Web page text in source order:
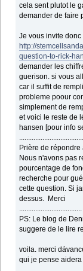
cela sent plutot le
demander de faire
Je vous invite
http://
question-to-rick-
demander les
guerison. si vous
car il suffit de
probleme poour
simplement de
et voici le reste de
hansen [pour info
Prière de répondre
Nous n'avons pas
pourcentage de
recherche pour
cette question. Si
dessus. Merci
PS: Le blog de
suggere de le lire
voila. merci
qui je pense